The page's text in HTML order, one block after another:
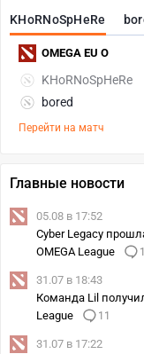
KHoRNoSpHeRe
KHoRNoSpHeRe
bored
Перейти на матч
OMEGA EU O
Главные новости
05.08 в 17:52
Cyber Legacy
OMEGA League
31.07 в 18:43
Команда Lil
League
11
31.07 в 17:22